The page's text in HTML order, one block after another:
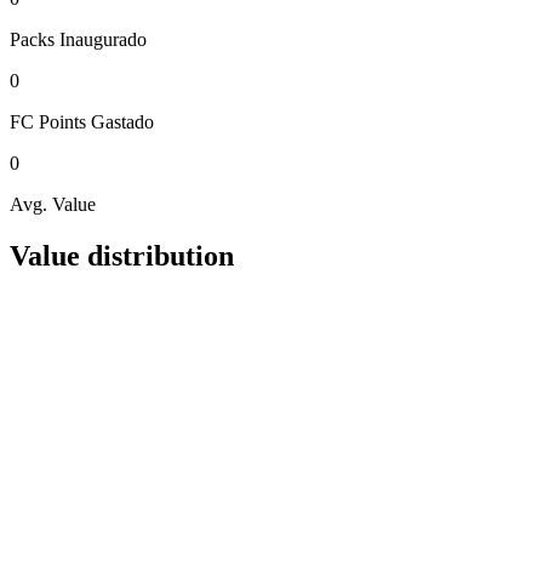
Packs Inaugurado
0
FC Points Gastado
0
Avg. Value
Value distribution